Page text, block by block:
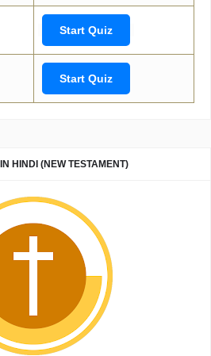
Start Quiz
Start Quiz
HINDI (NEW TESTAMENT)